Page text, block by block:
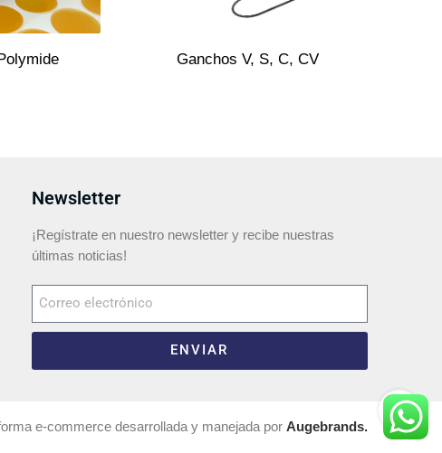
Ganchos V, S, C, CV
Newsletter
¡Regístrate en nuestro newsletter y recibe nuestras
últimas noticias!
ENVIAR
e-commerce desarrollada y manejada por Augebrands.